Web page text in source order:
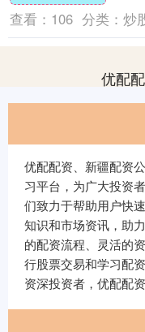
查看： 106 分类： 炒
优配
优配配资、新疆配资
习平台，为广大投资
们致力于帮助用户快
知识和市场资讯，助
的配资流程、灵活的
行股票交易和学习配
资深投资者，优配配